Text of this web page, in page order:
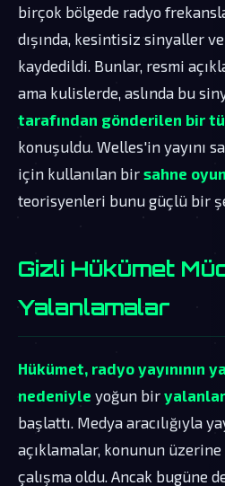
birçok bölgede radyo
dışında, kesintisiz sinyaller
kaydedildi. Bunlar, resmi
ama kulislerde, aslında bu
tarafından gönderilen bir
konuşuldu. Welles'in yayını
için kullanılan bir sahne
teorisyenleri bunu güçlü bir
Gizli Hükümet
Yalanlamalar
Hükümet, radyo yayınının
nedeniyle yoğun bir
başlattı. Medya aracılığıyla
açıklamalar, konunun
çalışma oldu. Ancak bugüne